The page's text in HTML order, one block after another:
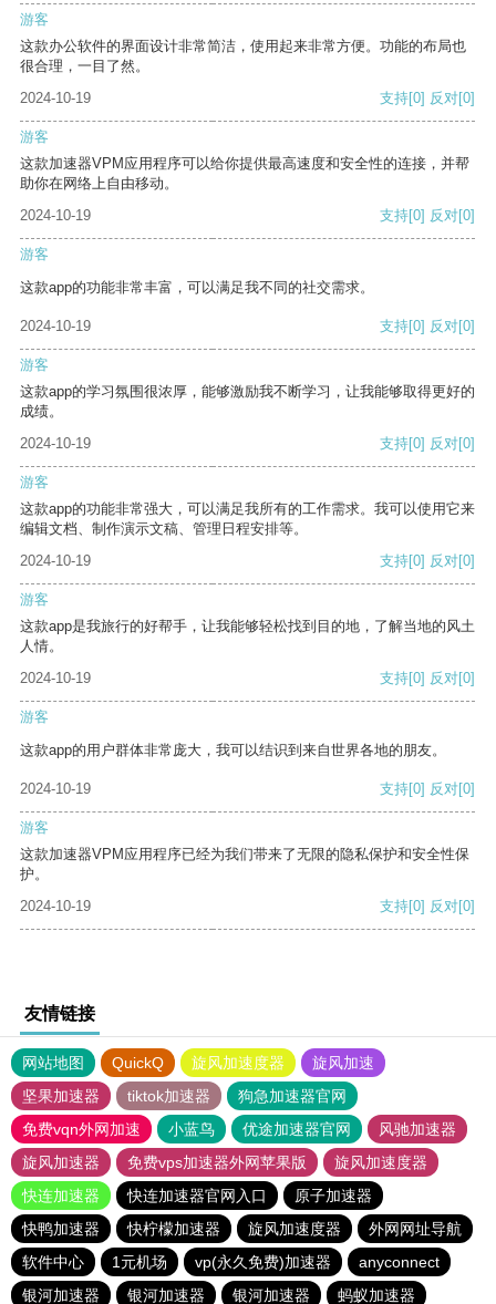
游客
这款办公软件的界面设计非常简洁，使用起来非常方便。功能的布局也
很合理，一目了然。
2024-10-19
支持[0] 反对[0]
游客
这款加速器VPM应用程序可以给你提供最高速度和安全性的连接，并帮
助你在网络上自由移动。
2024-10-19
支持[0] 反对[0]
游客
这款app的功能非常丰富，可以满足我不同的社交需求。
2024-10-19 支持[0] 反对[0]
游客
这款app的学习氛围很浓厚，能够激励我不断学习，让我能够取得更好的
成绩。
2024-10-19
支持[0] 反对[0]
游客
这款app的功能非常强大，可以满足我所有的工作需求。我可以使用它来
编辑文档、制作演示文稿、管理日程安排等。
2024-10-19
支持[0] 反对[0]
游客
这款app是我旅行的好帮手，让我能够轻松找到目的地，了解当地的风土
人情。
2024-10-19
支持[0] 反对[0]
游客
这款app的用户群体非常庞大，我可以结识到来自世界各地的朋友。
2024-10-19 支持[0] 反对[0]
游客
这款加速器VPM应用程序已经为我们带来了无限的隐私保护和安全性保
护。
2024-10-19
支持[0] 反对[0]
友情链接
网站地图 QuickQ 旋风加速度器
旋风加速
坚果加速器
tiktok加速器
狗急加速器官网
免费vqn外网加速
小蓝鸟 优途加速器官网
风驰加速器
旋风加速器
免费vps加速器外网苹果版
旋风加速度器
快连加速器
快连加速器官网入口
原子加速器
快鸭加速器
快柠檬加速器 旋风加速度器
外网网址导航
软件中心
1元机场 vp(永久免费)加速器
anyconnect
银河加速器
银河加速器 银河加速器 蚂蚁加速器